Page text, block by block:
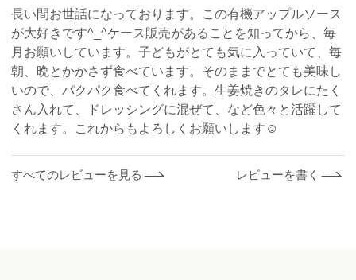
長い間お世話になっております。この有機アップルソース
が大好きです^_^ケース販売があることを知ってから、毎
月お願いしています。子どもがとても気に入っていて、毎
朝、晩とかかさず食べています。そのままでとても美味し
いので、パクパク食べてくれます。生姜焼きのタレにたく
さん入れて、ドレッシングに混ぜて、など色々と活躍して
くれます。これからもよろしくお願いします☺️
すべてのレビューを見る レビューを書く